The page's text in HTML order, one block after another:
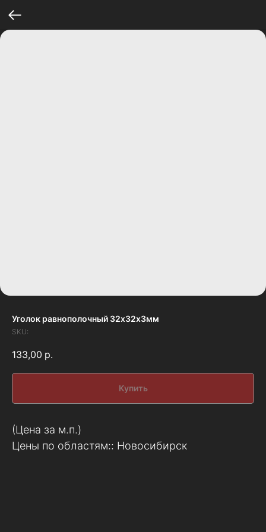
Уголок равнополочный 32х32х3мм
SKU:
133,00 р.
Купить
(Цена за м.п.)
Цены по областям:: Новосибирск